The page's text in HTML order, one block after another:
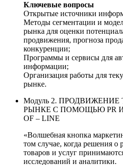
Ключевые вопросы
Открытые источники
Методы сегментации и
рынка для оценки
продвижения, прогноза
конкуренции;
Программы и сервисы для
информации;
Организация работы для
рынке.
Модуль 2.
РЫНКЕ С ПОМОЩЬЮ PR
OF – LINE
«Волшебная кнопка
том случае, когда решения о
товаров и услуг
исследований и аналитики.